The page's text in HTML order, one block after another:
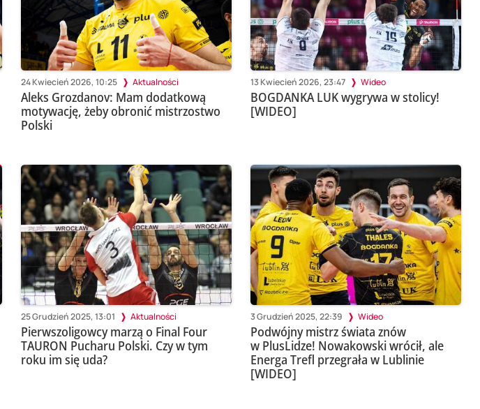
24 Kwiecień 2026, 10:25 Aktualności
Aleks Grozdanov: Mam dodatkową
motywację, żeby obronić mistrzostwo
Polski
13 Kwiecień 2026, 23:47 Wideo
BOGDANKA LUK wygrywa w stolicy!
[WIDEO]
25 Grudzień 2025, 13:01 Aktualności
Pierwszoligowcy marzą o Final Four
TAURON Pucharu Polski. Czy w tym
roku im się uda?
3 Grudzień 2025, 22:39 Wideo
Podwójny mistrz świata znów
w PlusLidze! Nowakowski wrócił, ale
Energa Trefl przegrała w Lublinie
[WIDEO]